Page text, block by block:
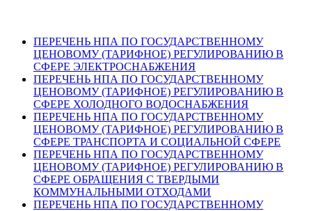
ПЕРЕЧЕНЬ НПА ПО ГОСУДАРСТВЕННОМУ
ЦЕНОВОМУ (ТАРИФНОЕ) РЕГУЛИРОВАНИЮ В
СФЕРЕ ЭЛЕКТРОСНАБЖЕНИЯ
ПЕРЕЧЕНЬ НПА ПО ГОСУДАРСТВЕННОМУ
ЦЕНОВОМУ (ТАРИФНОЕ) РЕГУЛИРОВАНИЮ В
СФЕРЕ ХОЛОДНОГО ВОДОСНАБЖЕНИЯ
ПЕРЕЧЕНЬ НПА ПО ГОСУДАРСТВЕННОМУ
ЦЕНОВОМУ (ТАРИФНОЕ) РЕГУЛИРОВАНИЮ В
СФЕРЕ ТРАНСПОРТА И СОЦИАЛЬНОЙ СФЕРЕ
ПЕРЕЧЕНЬ НПА ПО ГОСУДАРСТВЕННОМУ
ЦЕНОВОМУ (ТАРИФНОЕ) РЕГУЛИРОВАНИЮ В
СФЕРЕ ОБРАЩЕНИЯ С ТВЕРДЫМИ
КОММУНАЛЬНЫМИ ОТХОДАМИ
ПЕРЕЧЕНЬ НПА ПО ГОСУДАРСТВЕННОМУ